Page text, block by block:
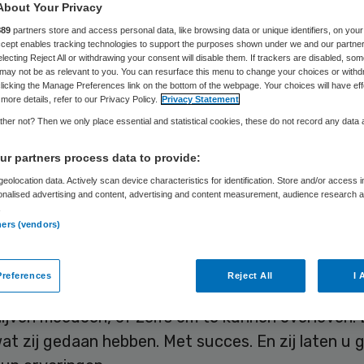
Skipr Redactie 8 juni 2010,15:15 39 keer gelezen
topatleet, en Klaas Kuilman, bestuurder van
Land. Twee verschillende takken van sport,
situaties. Beiden hadden te maken met
wijzigende omgeving. Beiden dreigden
financieel kopje onder te gaan. Dan heb je niet
ondergaan. Dan moet je simpelweg aan de
keuzes maken, radicaal veranderen. Veranderen
meedoen, of zelfs om te kunnen overleven.
zij gedaan hebben. Met succes. En zij laten u
Your Privacy
partners store and access personal data, like browsing data or unique identifiers, on your
enables tracking technologies to support the purposes shown under we and our
Reject All or withdrawing your consent will disable them. If trackers are disabled,
not be as relevant to you. You can resurface this menu to change your choices or
the Manage Preferences link on the bottom of the webpage. Your choices will have
details, refer to our Privacy Policy.
Privacy Statement
not? Then we only place essential and statistical cookies, these do not record any data
partners process data to provide:
data. Actively scan device characteristics for identification. Store and/or access
advertising and content, advertising and content measurement, audience research
(vendors)
Reject All I